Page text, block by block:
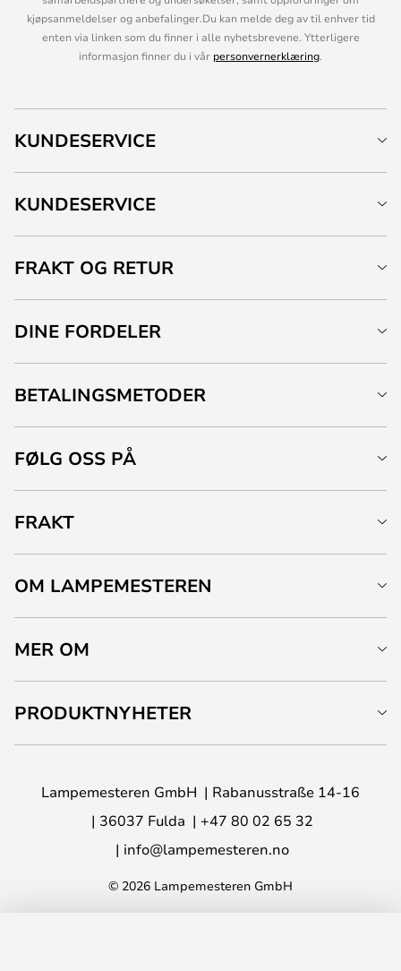
kjøpsanmeldelser og anbefalinger.Du kan melde deg av til enhver tid
enten via linken som du finner i alle nyhetsbrevene. Ytterligere
informasjon finner du i vår personvernerklæring.
KUNDESERVICE
KUNDESERVICE
FRAKT OG RETUR
DINE FORDELER
BETALINGSMETODER
FØLG OSS PÅ
FRAKT
OM LAMPEMESTEREN
MER OM
PRODUKTNYHETER
Lampemesteren GmbH
Rabanusstraße 14-16
36037 Fulda
+47 80 02 65 32
info@lampemesteren.no
© 2026 Lampemesteren GmbH